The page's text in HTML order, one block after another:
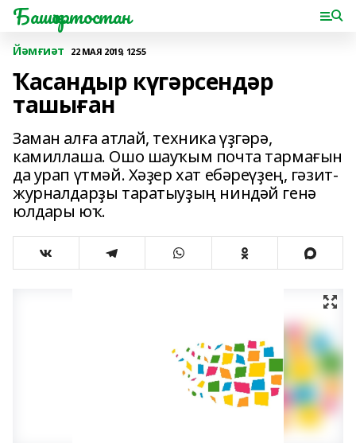
Башҡортостан
Йәмғиәт 22 МАЯ 2019, 12:55
Ҡасандыр күгәрсендәр
ташыған
Заман алға атлай, техника үҙгәрә,
камиллаша. Ошо шауҡым почта тармағын
да урап үтмәй. Хәҙер хат ебәреүҙең, гәзит-
журналдарҙы таратыуҙың ниндәй генә
юлдары юҡ.